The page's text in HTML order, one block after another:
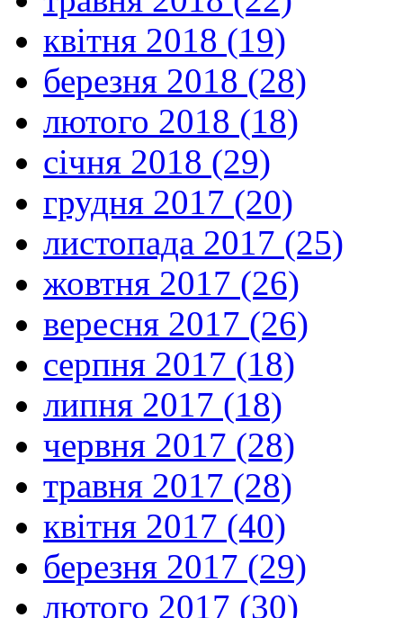
квітня 2018 (19)
березня 2018 (28)
лютого 2018 (18)
січня 2018 (29)
грудня 2017 (20)
листопада 2017 (25)
жовтня 2017 (26)
вересня 2017 (26)
серпня 2017 (18)
липня 2017 (18)
червня 2017 (28)
травня 2017 (28)
квітня 2017 (40)
березня 2017 (29)
лютого 2017 (30)